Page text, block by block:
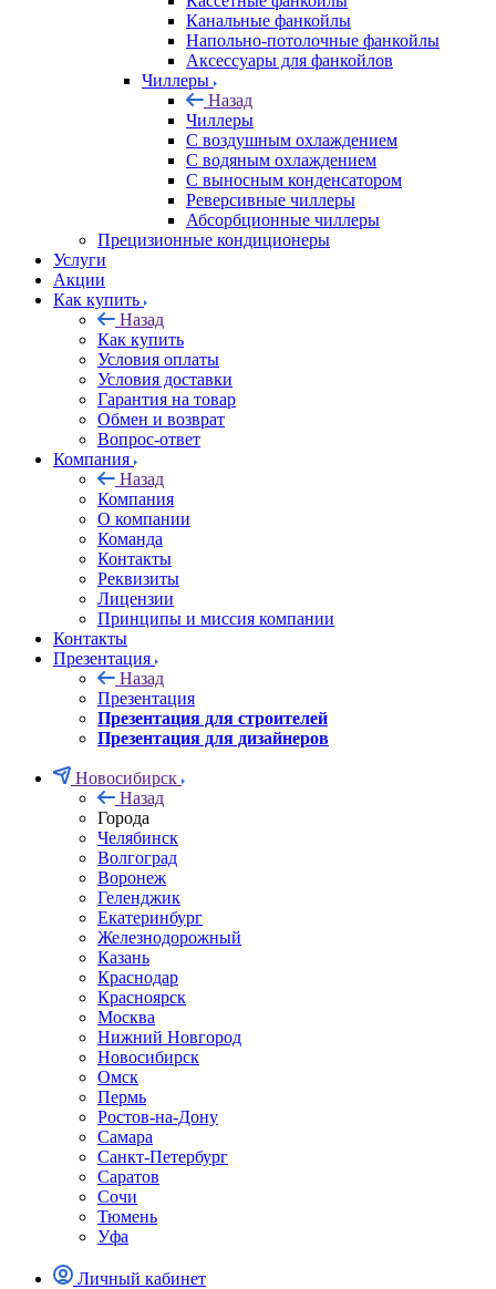
Канальные фанкойлы
Напольно-потолочные фанкойлы
Аксессуары для фанкойлов
Чиллеры
Назад
Чиллеры
С воздушным охлаждением
С водяным охлаждением
С выносным конденсатором
Реверсивные чиллеры
Абсорбционные чиллеры
Прецизионные кондиционеры
Услуги
Акции
Как купить
Назад
Как купить
Условия оплаты
Условия доставки
Гарантия на товар
Обмен и возврат
Вопрос-ответ
Компания
Назад
Компания
О компании
Команда
Контакты
Реквизиты
Лицензии
Принципы и миссия компании
Контакты
Презентация
Назад
Презентация
Презентация для строителей
Презентация для дизайнеров
Новосибирск
Назад
Города
Челябинск
Волгоград
Воронеж
Геленджик
Екатеринбург
Железнодорожный
Казань
Краснодар
Красноярск
Москва
Нижний Новгород
Новосибирск
Омск
Пермь
Ростов-на-Дону
Самара
Санкт-Петербург
Саратов
Сочи
Тюмень
Уфа
Личный кабинет